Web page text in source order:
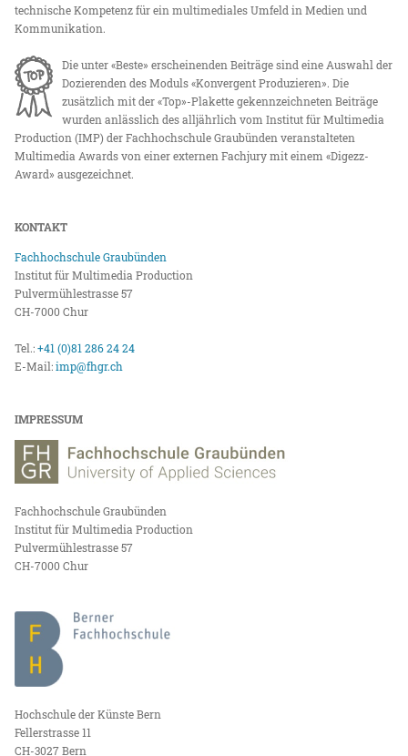
technische Kompetenz für ein multimediales Umfeld in Medien und
Kommunikation.
Die unter «Beste» erscheinenden Beiträge sind eine Auswahl der
Dozierenden des Moduls «Konvergent Produzieren». Die
zusätzlich mit der «Top»-Plakette gekennzeichneten Beiträge
wurden anlässlich des alljährlich vom Institut für Multimedia
Production (IMP) der Fachhochschule Graubünden veranstalteten
Multimedia Awards von einer externen Fachjury mit einem «Digezz-
Award» ausgezeichnet.
KONTAKT
Fachhochschule Graubünden
Institut für Multimedia Production
Pulvermühlestrasse 57
CH-7000 Chur
Tel.:+41 (0)81 286 24 24
E-Mail:imp@fhgr.ch
IMPRESSUM
Fachhochschule Graubünden
Institut für Multimedia Production
Pulvermühlestrasse 57
CH-7000 Chur
Hochschule der Künste Bern
Fellerstrasse 11
CH-3027 Bern